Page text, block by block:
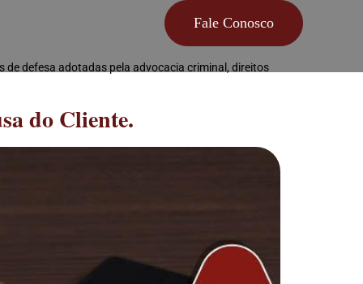
Fale Conosco
de defesa adotadas pela advocacia criminal, direitos
do Cliente.